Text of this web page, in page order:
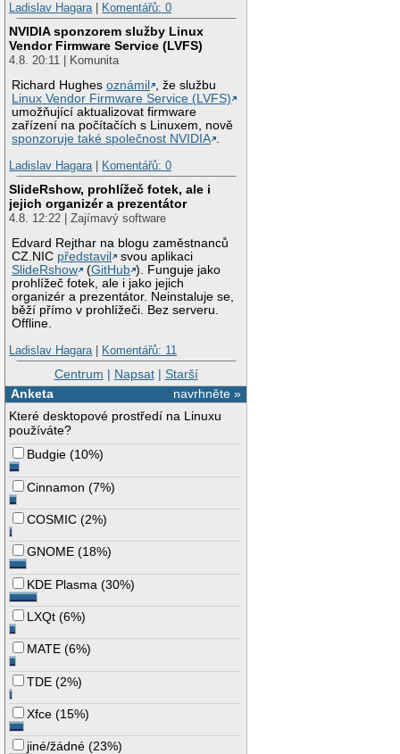
Ladislav Hagara| Komentářů: 0
NVIDIA sponzorem služby Linux
Vendor Firmware Service (LVFS)
4.8. 20:11 | Komunita
Richard Hughesoznámil
, že službu
Linux Vendor Firmware Service (LVFS)
umožňující aktualizovat firmware
zařízení na počítačích s Linuxem, nově
sponzoruje také společnost NVIDIA .
Ladislav Hagara| Komentářů: 0
SlideRshow, prohlížeč fotek, ale i
jejich organizér a prezentátor
4.8. 12:22 | Zajímavý software
Edvard Rejthar na blogu zaměstnanců
CZ.NIC představil
svou aplikaci
SlideRshow
(GitHub ). Funguje jako
prohlížeč fotek, ale i jako jejich
organizér a prezentátor. Neinstaluje se,
běží přímo v prohlížeči. Bez serveru.
Offline.
Ladislav Hagara| Komentářů: 11
Centrum | Napsat| Starší
navrhněte »
Anketa
Které desktopové prostředí na Linuxu
používáte?
Budgie (10%)
Cinnamon (7%)
COSMIC (2%)
GNOME (18%)
KDE Plasma (30%)
LXQt (6%)
MATE (6%)
TDE (2%)
Xfce (15%)
jiné/žádné (23%)